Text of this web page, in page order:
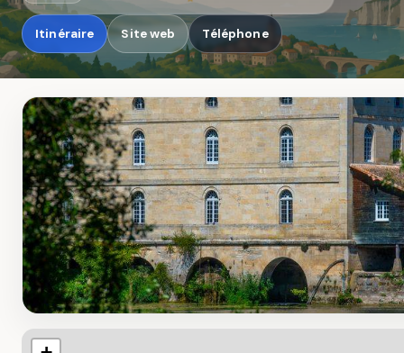
Itinéraire Site web Téléphone